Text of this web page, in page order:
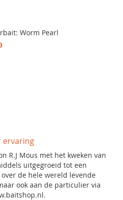
ervaring
R.J Mous met het kweken van
uitgegroeid tot een
de hele wereld levende
ook aan de particulier via
Worm Pearl